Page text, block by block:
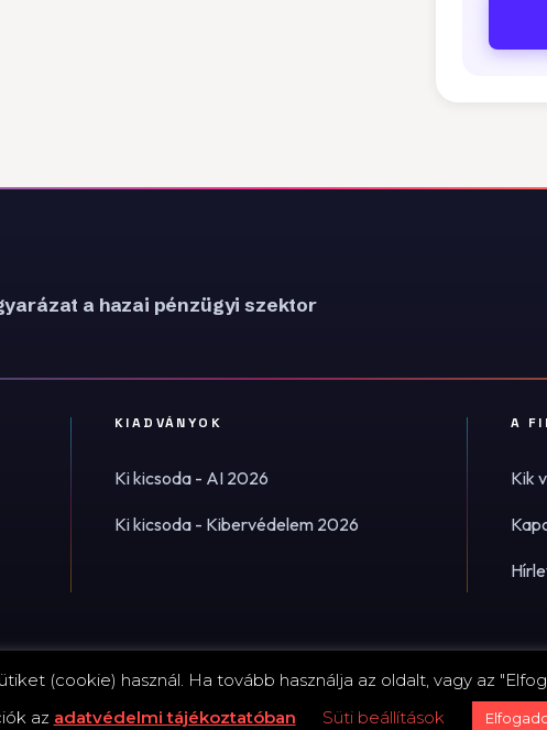
a hazai pénzügyi szektor
KIADVÁNYOK
Ki kicsoda - AI 2026
Ki kicsoda - Kibervédelem 2026
A
Kik
Impresszum ·
(cookie) használ. Ha tovább használja az oldalt, vagy az
az adatvédelmi tájékoztatóban Süti beállítások